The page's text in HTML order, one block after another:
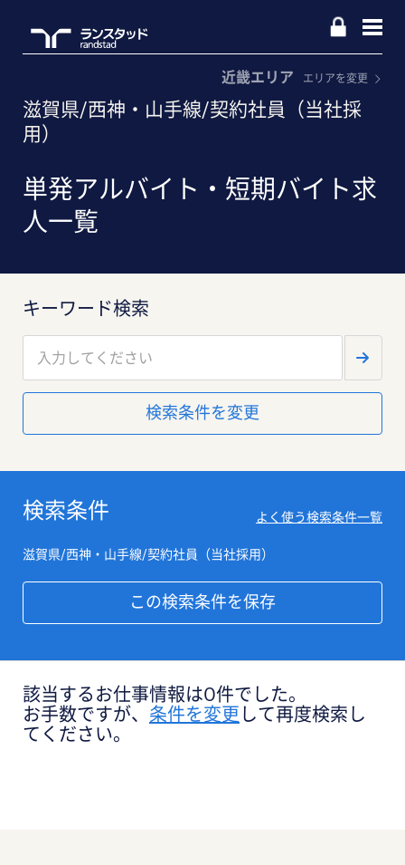
近畿エリア エリアを変更
滋賀県/西神・山手線/契約社員（当社採
用）
単発アルバイト・短期バイト求
人一覧
キーワード検索
検索条件を変更
検索条件 よく使う検索条件一覧
滋賀県/西神・山手線/契約社員（当社採用）
この検索条件を保存
該当するお仕事情報は0件でした。
お手数ですが、 条件を変更 して再度検索し
てください。